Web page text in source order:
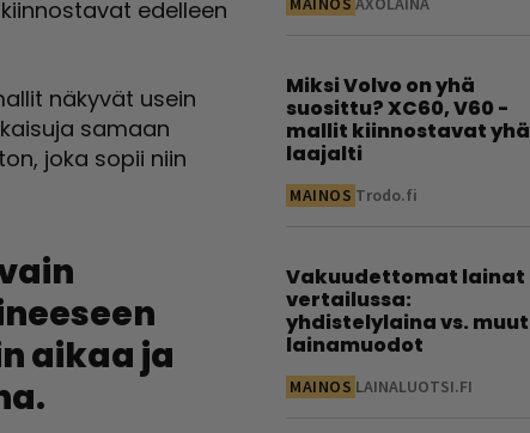
edelleen
näkyvät usein
samaan
joka sopii niin
aikaa ja
Miksi Volvo on yhä
suosittu? XC60, V60 -
mallit kiinnostavat yhä
laajalti
MAINOS Trodo.fi
Vakuudettomat lainat
vertailussa:
yhdistelylaina vs. muut
lainamuodot
MAINOS LAINALUOTSI.FI